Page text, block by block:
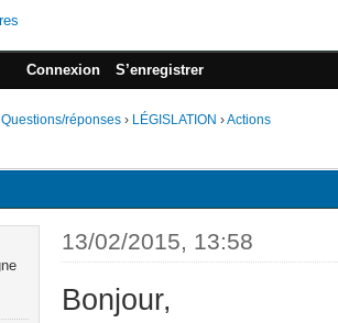
Connexion S’enregistrer
Questions/réponses › LÉGISLATION ›Actions
13/02/2015, 13:58
Bonjour,